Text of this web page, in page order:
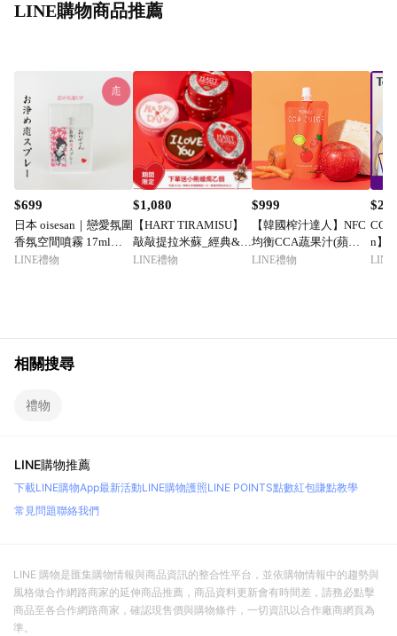
LINE購物商品推薦
$699
日本 oisesan｜戀愛氛圍
香氛空間噴霧 17ml｜
日本人氣款 伊勢神宮靈
LINE禮物
$1,080
【HART TIRAMISU】
敲敲提拉米蘇_經典&開
心果&草莓&餅乾牛奶_
LINE禮物
$999
【韓國榨汁達人】NFC
均衡CCA蔬果汁(蘋果/
胡蘿蔔/ 高麗菜) (吸嘴
LINE禮物
n】
精華
LINE
相關搜尋
禮物
LINE購物推薦
下載LINE購物App最新活動LINE購物護照LINE POINTS點數紅包賺點教學
常見問題聯絡我們
LINE 購物是匯集購物情報與商品資訊的整合性平台，並依購物情報中的趨勢與
風格做合作網路商家的延伸商品推薦，商品資料更新會有時間差，請務必點擊
商品至各合作網路商家，確認現售價與購物條件，一切資訊以合作廠商網頁為
準。